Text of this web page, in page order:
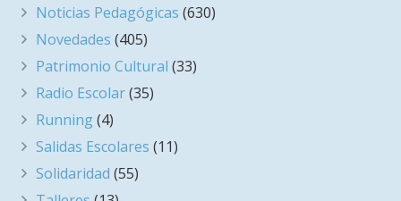
Noticias Pedagógicas (630)
Novedades (405)
Patrimonio Cultural (33)
Radio Escolar(35)
Running(4)
Salidas Escolares (11)
Solidaridad (55)